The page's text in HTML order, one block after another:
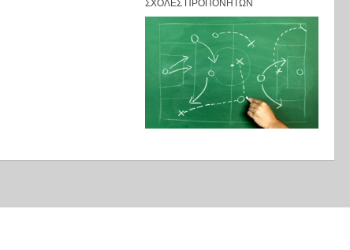
ΣΧΟΛΈΣ ΠΡΟΠΟΝΗΤΏΝ